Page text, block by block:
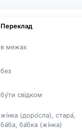
Переклад
в межах
без
бу́ти сві́дком
жі́нка (доро́сла), стара́,
ба́ба, ба́бка (жі́нка)